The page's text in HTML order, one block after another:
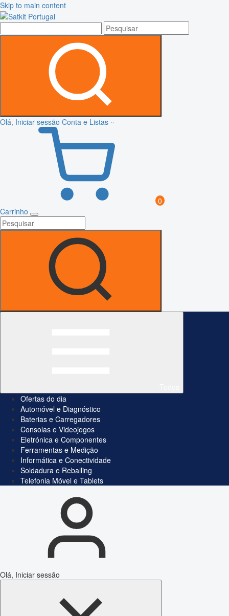
Skip to main content
Olá, Iniciar sessão Conta e Listas
0
Carrinho
Ofertas do dia
Automóvel e Diagnóstico
Baterias e Carregadores
Consolas e Videojogos
Eletrónica e Componentes
Ferramentas e Medição
Informática e Conectividade
Soldadura e Reballing
Telefonia Móvel e Tablets
Olá, Iniciar sessão